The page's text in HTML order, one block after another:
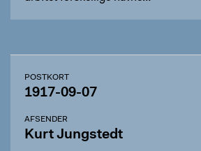
POSTKORT
1917-09-07
AFSENDER
Kurt Jungstedt